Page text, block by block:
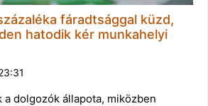
fáradtsággal küzd,
hatodik kér munkahelyi
a dolgozók állapota, miközben